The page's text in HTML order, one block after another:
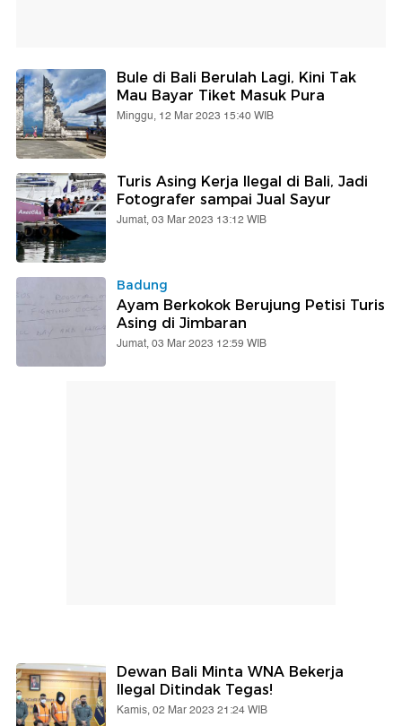
Bule di Bali Berulah Lagi, Kini Tak
Mau Bayar Tiket Masuk Pura
Minggu, 12 Mar 2023 15:40 WIB
Turis Asing Kerja Ilegal di Bali, Jadi
Fotografer sampai Jual Sayur
Jumat, 03 Mar 2023 13:12 WIB
Badung
Ayam Berkokok Berujung Petisi Turis
Asing di Jimbaran
Jumat, 03 Mar 2023 12:59 WIB
Dewan Bali Minta WNA Bekerja
Ilegal Ditindak Tegas!
Kamis, 02 Mar 2023 21:24 WIB